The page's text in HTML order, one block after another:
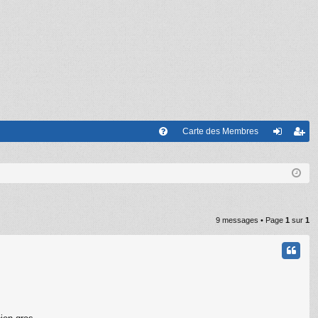
Carte des Membres
on
nr
ist
re
9 messages • Page 1 sur 1